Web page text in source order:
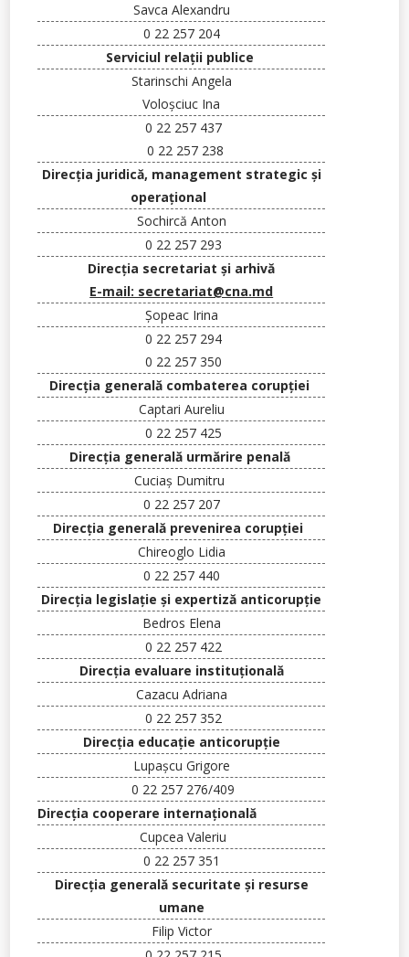
Savca Alexandru
0 22 257 204
Serviciul relaţii publice
Starinschi Angela
Voloşciuc Ina
0 22 257 437
0 22 257 238
Direcţia juridică, management strategic şi
operaţional
Sochircă Anton
0 22 257 293
Direcția secretariat și arhivă
E-mail: secretariat@cna.md
Şopeac Irina
0 22 257 294
0 22 257 350
Direcţia generală combaterea corupţiei
Captari Aureliu
0 22 257 425
Direcţia generală urmărire penală
Cuciaș Dumitru
0 22 257 207
Direcţia generală prevenirea corupţiei
Chireoglo Lidia
0 22 257 440
Direcţia legislaţie şi expertiză anticorupţie
Bedros Elena
0 22 257 422
Direcţia evaluare instituțională
Cazacu Adriana
0 22 257 352
Direcţia educație anticorupție
Lupașcu Grigore
0 22 257 276/409
Direcţia cooperare internaţională
Cupcea Valeriu
0 22 257 351
Direcţia generală securitate şi resurse
umane
Filip Victor